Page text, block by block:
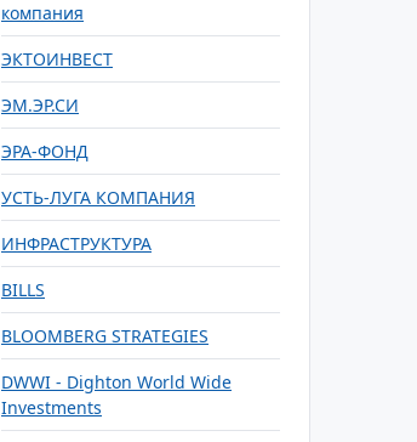
компания
ЭКТОИНВЕСТ
ЭМ.ЭР.СИ
ЭРА-ФОНД
УСТЬ-ЛУГА КОМПАНИЯ
ИНФРАСТРУКТУРА
BILLS
BLOOMBERG STRATEGIES
DWWI - Dighton World Wide
Investments